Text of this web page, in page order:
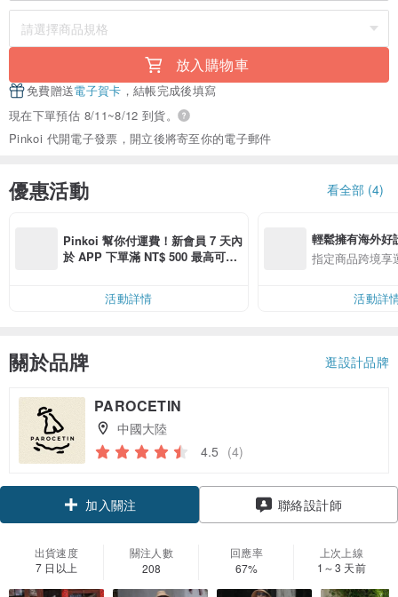
放入購物車
免費贈送電子賀卡 ，結帳完成後填寫
現在下單預估 8/11~8/12 到貨。
Pinkoi 代開電子發票，開立後將寄至你的電子郵件
優惠活動 看全部 (4)
Pinkoi 幫你付運費！新會員 7 天內
於 APP 下單滿 NT$ 500 最高可折
活動詳情
輕鬆擁有海外好
指定商品跨境享
活動詳
關於品牌 逛設計品牌
PAROCETIN
中國大陸
4.5 (4)
加入關注 聯絡設計師
出貨速度
7 日以上
關注人數
208
回應率
67%
上次上線
1～3 天前